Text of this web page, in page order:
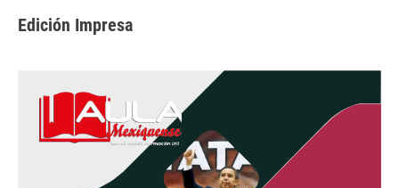
Edición Impresa